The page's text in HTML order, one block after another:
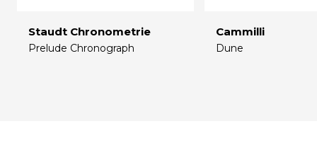
Staudt Chronometrie
Prelude Chronograph
Cammilli
Dune